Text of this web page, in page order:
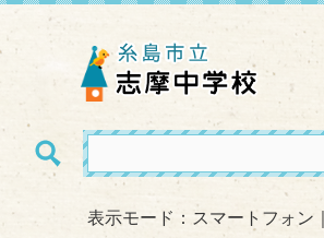
表示モード：スマートフォン｜